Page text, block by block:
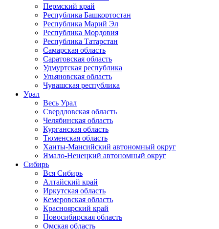
Пермский край
Республика Башкортостан
Республика Марий Эл
Республика Мордовия
Республика Татарстан
Самарская область
Саратовская область
Удмуртская республика
Ульяновская область
Чувашская республика
Урал
Весь Урал
Свердловская область
Челябинская область
Курганская область
Тюменская область
Ханты-Мансийский автономный округ
Ямало-Ненецкий автономный округ
Сибирь
Вся Сибирь
Алтайский край
Иркутская область
Кемеровская область
Красноярский край
Новосибирская область
Омская область